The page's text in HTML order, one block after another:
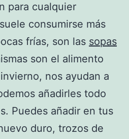
para cualquier
consumirse más
frías, son las sopas
son el alimento
nos ayudan a
añadirles todo
Puedes añadir en tus
duro, trozos de